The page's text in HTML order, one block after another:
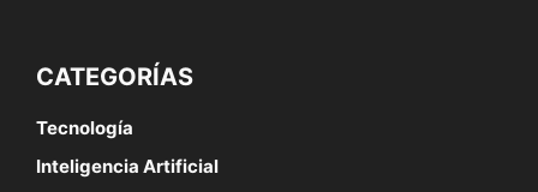
CATEGORÍAS
Tecnología
Inteligencia Artificial